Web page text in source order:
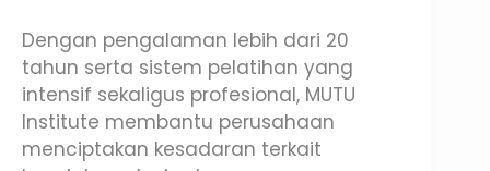
Dengan pengalaman lebih dari 20
tahun serta sistem pelatihan yang
intensif sekaligus profesional, MUTU
Institute membantu perusahaan
menciptakan kesadaran terkait